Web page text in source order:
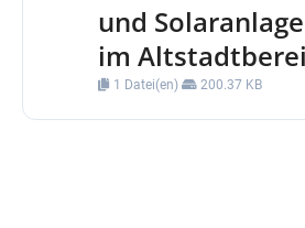
und
im
1 Datei(en) 200.37 KB